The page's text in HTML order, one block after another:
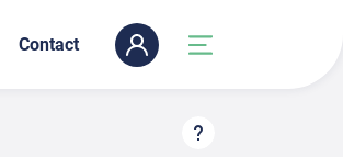
Contact